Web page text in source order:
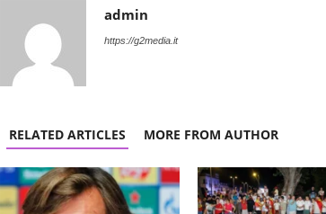
admin
https://g2media.it
RELATED ARTICLES MORE FROM AUTHOR